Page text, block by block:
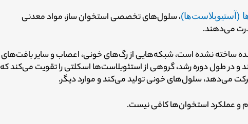
(آستیوبلاست‌ها)، سلول‌های تخصصی استخوان ساز، مواد معدنی
می‌دهند.
ساخته نشده است، شبکه‌هایی از رگ‌های خونی، اعصاب و سایر بافت‌های
و در طول دوره رشد، گروهی از استئوبلاست‌ها اسکلتی را تقویت می‌کند که
می‌دهد، سلول‌های خونی تولید می‌کند و موارد دیگر.
و عملکرد استخوان‌ها کافی نیست.